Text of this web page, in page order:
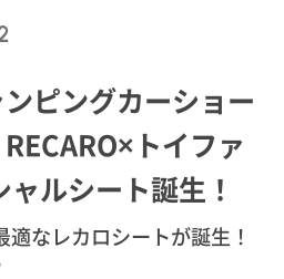
ンピングカーショー
トイファ
ルシート誕生！
なレカロシートが誕生！